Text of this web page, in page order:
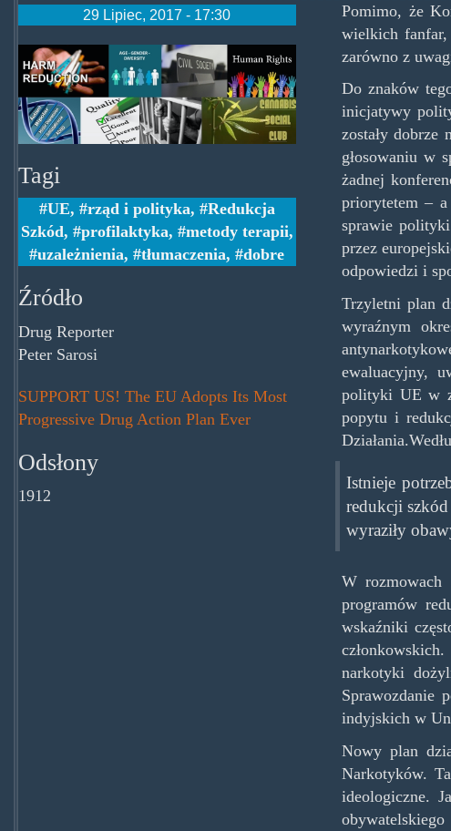
29 Lipiec, 2017 - 17:30
eu_ap.jpg
Tagi
UE, rząd i polityka,
Redukcja
Szkód, profilaktyka, metody terapii,
uzależnienia, tłumaczenia, dobre
Źródło
Drug Reporter
Peter Sarosi
SUPPORT US! The EU Adopts Its Most
Progressive Drug Action Plan Ever
Odsłony
1912
Pomimo, że
wielkich fanfar,
zarówno z
Do znaków
inicjatywy
zostały
głosowaniu w
żadnej
priorytetem –
sprawie
przez
odpowiedzi i
Trzyletni plan
wyraźnym
ewaluacyjny,
polityki UE w
popytu i
Istnieje
redukcji szkód
wyraziły
W rozmowach
programów
wskaźniki
narkotyki
Sprawozdanie
indyjskich w
Nowy plan
Narkotyków.
ideologiczne.